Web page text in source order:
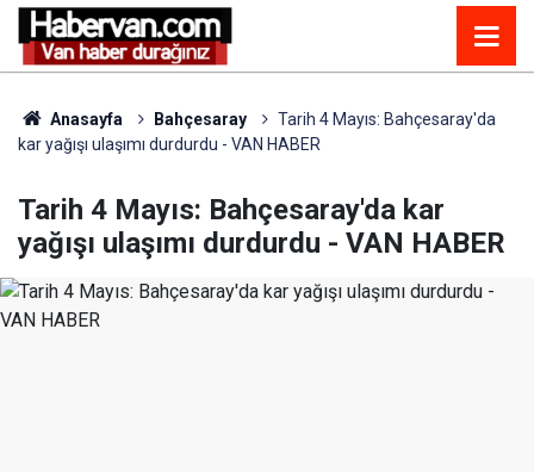
Anasayfa Bahçesaray
Tarih 4 Mayıs: Bahçesaray'da
kar yağışı ulaşımı durdurdu - VAN HABER
Tarih 4 Mayıs: Bahçesaray'da kar
yağışı ulaşımı durdurdu - VAN HABER